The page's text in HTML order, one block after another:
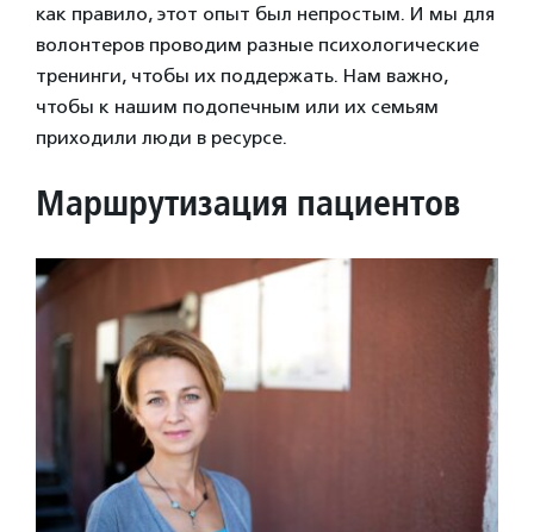
как правило, этот опыт был непростым. И мы для
волонтеров проводим разные психологические
тренинги, чтобы их поддержать. Нам важно,
чтобы к нашим подопечным или их семьям
приходили люди в ресурсе.
Маршрутизация пациентов